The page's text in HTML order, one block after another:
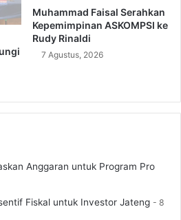
Muhammad Faisal Serahkan
Kepemimpinan ASKOMPSI ke
Rudy Rinaldi
7 Agustus, 2026
Anggaran untuk Program Pro
Fiskal untuk Investor Jateng
8